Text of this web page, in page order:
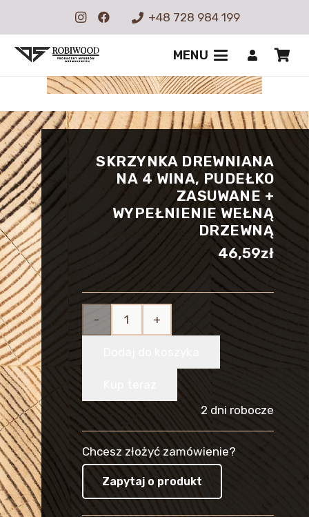
+48 728 984 199
MENU
SKRZYNKA DREWNIANA
NA 4 WINA, PUDEŁKO
ZASUWANE +
WYPEŁNIENIE WEŁNĄ
DRZEWNĄ
46,59zł
ilość
na 4
Wina,
pudełko
zasuwane
2 dni robocze
Chcesz złożyć zamówienie?
Zapytaj o produkt